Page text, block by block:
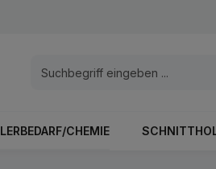
CHEMIE